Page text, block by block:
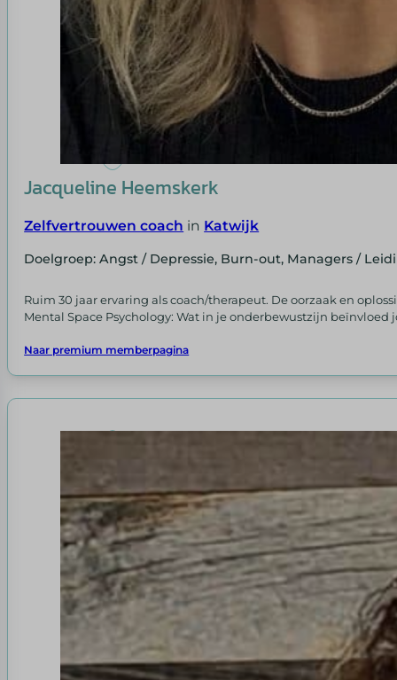
Jacqueline Heemskerk
Zelfvertrouwen coach in Katwijk
Doelgroep: Angst / Depressie, Burn-out, Managers /
Ruim 30 jaar ervaring als coach/therapeut. De oorzaak en
Mental Space Psychology: Wat in je onderbewustzijn beïnvloed
Naar premium memberpagina